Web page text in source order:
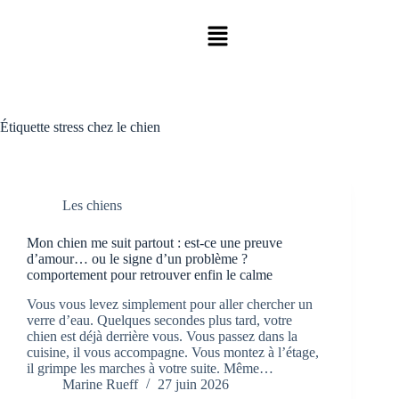
Étiquette stress chez le chien
Les chiens
Mon chien me suit partout : est-ce une preuve
d’amour… ou le signe d’un problème ?
comportement pour retrouver enfin le calme
Vous vous levez simplement pour aller chercher un
verre d’eau. Quelques secondes plus tard, votre
chien est déjà derrière vous. Vous passez dans la
cuisine, il vous accompagne. Vous montez à l’étage,
il grimpe les marches à votre suite. Même…
Marine Rueff
27 juin 2026